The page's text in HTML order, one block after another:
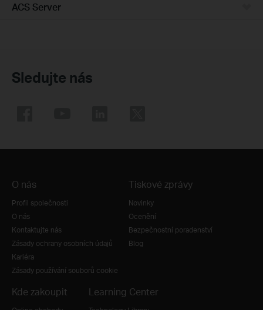
ACS Server
Sledujte nás
O nás
Profil společnosti
O nás
Kontaktujte nás
Zásady ochrany osobních údajů
Kariéra
Zásady používání souborů cookie
Tiskové zprávy
Novinky
Ocenění
Bezpečnostní poradenství
Blog
Kde zakoupit Learning Center